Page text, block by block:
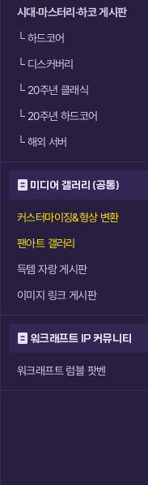
시대·마스터리·하코 게시판
└하드코어
└디스커버리
└20주년 클래식
└20주년 하드코어
└해외 서버
미디어 갤러리 (공통)
커스터마이징&형상 변환
팬아트 갤러리
득템 자랑 게시판
이미지 링크 게시판
워크래프트 IP 커뮤니티
워크래프트 럼블 팟벤